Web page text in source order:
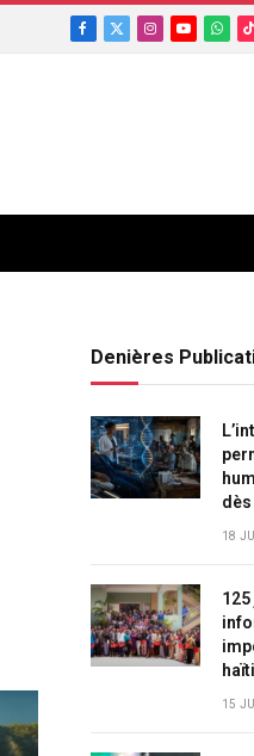
Facebook
X
Instagram
YouTube
Denières
dès
18
15